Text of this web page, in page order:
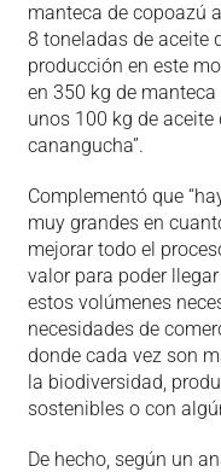
manteca de copoazú
8 toneladas de aceite
producción en este
en 350 kg de
unos 100 kg de aceite
canangucha”.
Complementó que
muy grandes en
mejorar todo el
valor para poder
estos volúmenes
necesidades de
donde cada vez son
la biodiversidad,
sostenibles o con
De hecho, según un